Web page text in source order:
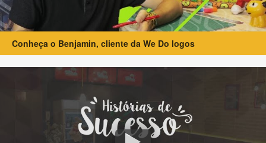
Conheça o Benjamin, cliente da We Do logos